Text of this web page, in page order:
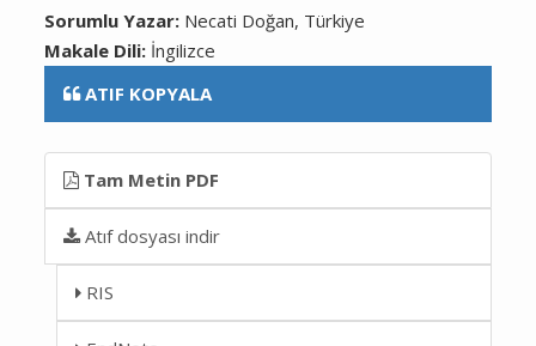
Sorumlu Yazar: Necati Doğan, Türkiye
Makale Dili: İngilizce
ATIF KOPYALA
Tam Metin PDF
Atıf dosyası indir
RIS